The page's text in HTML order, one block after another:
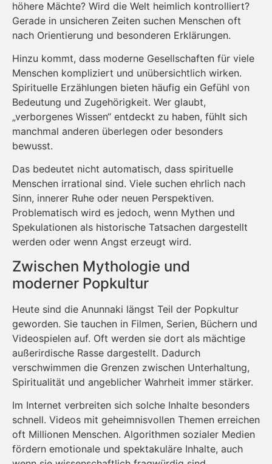
höhere Mächte? Wird die Welt heimlich kontrolliert?
Gerade in unsicheren Zeiten suchen Menschen oft
nach Orientierung und besonderen Erklärungen.
Hinzu kommt, dass moderne Gesellschaften für viele
Menschen kompliziert und unübersichtlich wirken.
Spirituelle Erzählungen bieten häufig ein Gefühl von
Bedeutung und Zugehörigkeit. Wer glaubt,
„verborgenes Wissen“ entdeckt zu haben, fühlt sich
manchmal anderen überlegen oder besonders
bewusst.
Das bedeutet nicht automatisch, dass spirituelle
Menschen irrational sind. Viele suchen ehrlich nach
Sinn, innerer Ruhe oder neuen Perspektiven.
Problematisch wird es jedoch, wenn Mythen und
Spekulationen als historische Tatsachen dargestellt
werden oder wenn Angst erzeugt wird.
Zwischen Mythologie und
moderner Popkultur
Heute sind die Anunnaki längst Teil der Popkultur
geworden. Sie tauchen in Filmen, Serien, Büchern und
Videospielen auf. Oft werden sie dort als mächtige
außerirdische Rasse dargestellt. Dadurch
verschwimmen die Grenzen zwischen Unterhaltung,
Spiritualität und angeblicher Wahrheit immer stärker.
Im Internet verbreiten sich solche Inhalte besonders
schnell. Videos mit geheimnisvollen Themen erreichen
oft Millionen Menschen. Algorithmen sozialer Medien
fördern emotionale und spektakuläre Inhalte, auch